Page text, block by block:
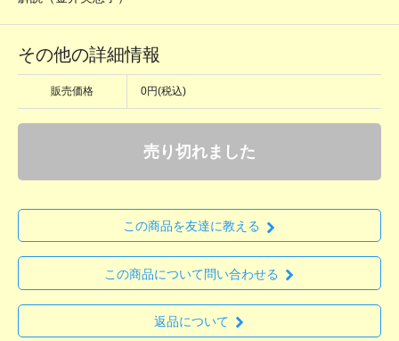
その他の詳細情報
販売価格 0円(税込)
売り切れました
この商品を友達に教える
この商品について問い合わせる
返品について